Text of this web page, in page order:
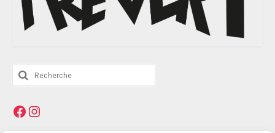
Rechercher
:
Facebook
Instagram